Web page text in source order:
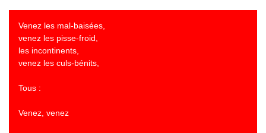
Venez les mal-baisées,
venez les pisse-froid,
les incontinents,
venez les culs-bénits,
Tous :
Venez, venez